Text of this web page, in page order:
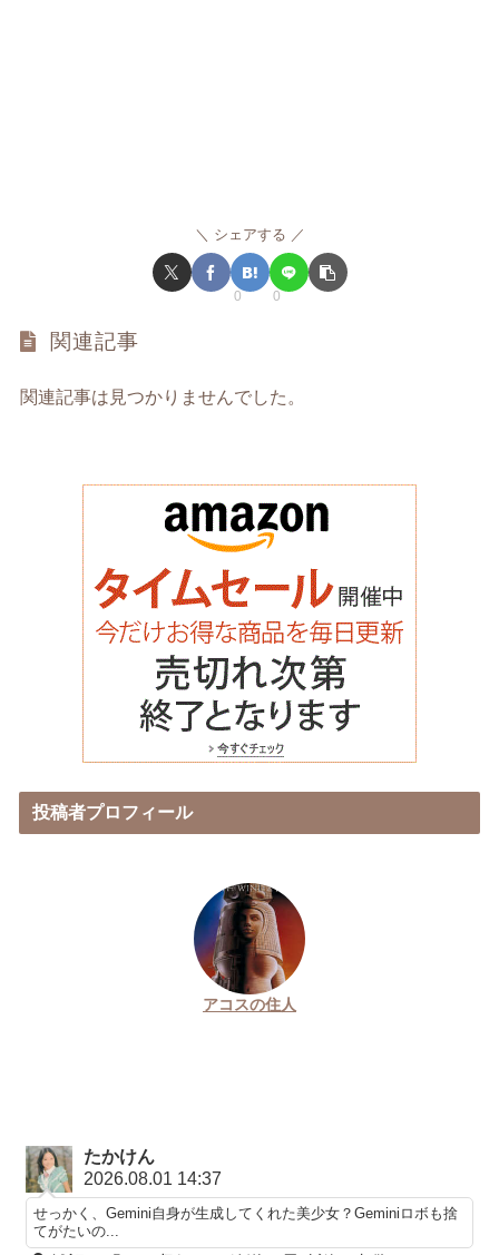
シェアする
0 0
関連記事
関連記事は見つかりませんでした。
投稿者プロフィール
アコスの住人
たかけん
2026.08.01 14:37
せっかく、Gemini自身が生成してくれた美少女？Geminiロボも捨
てがたいの...